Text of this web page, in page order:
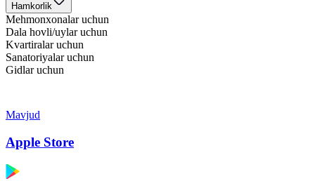
Hamkorlik
Mehmonxonalar uchun
Dala hovli/uylar uchun
Kvartiralar uchun
Sanatoriyalar uchun
Gidlar uchun
Mavjud
Apple Store